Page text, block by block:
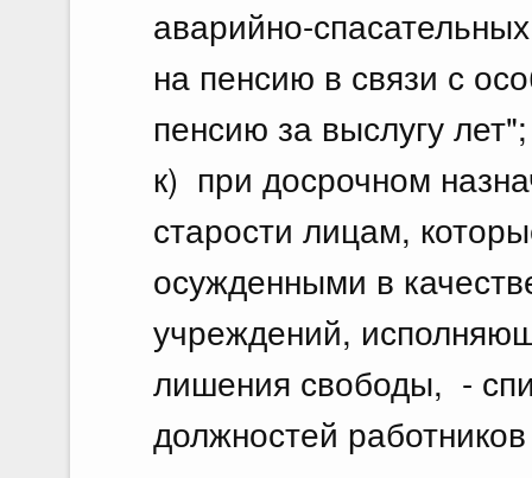
аварийно-
на пенсию в связи с
пенсию за выслугу лет";
к) при досрочном
старости лицам,
осужденными в
учреждений,
лишения свободы, -
должностей